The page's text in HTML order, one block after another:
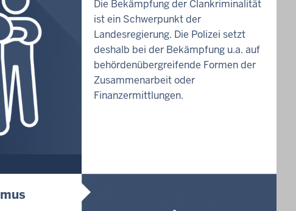
Die Bekämpfung der Clankriminalität
ist ein Schwerpunkt der
Landesregierung. Die Polizei setzt
deshalb bei der Bekämpfung u.a. auf
behördenübergreifende Formen der
Zusammenarbeit oder
Finanzermittlungen.